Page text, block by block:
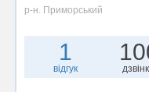
р-н. Приморський
1
відгук